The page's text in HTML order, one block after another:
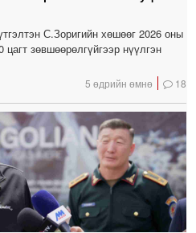
С.Зоригийн хөшөөг 2026 оны
зөвшөөрөлгүйгээр нүүлгэн
5 өдрийн өмнө 18